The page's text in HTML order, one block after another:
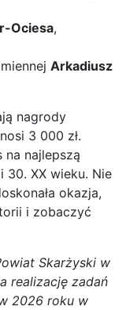
Ociesa,
Arkadiusz
nagrody
3 000 zł.
najlepszą
30. XX wieku. Nie
okazja,
i zobaczyć
Skarżyski w
realizację zadań
2026 roku w